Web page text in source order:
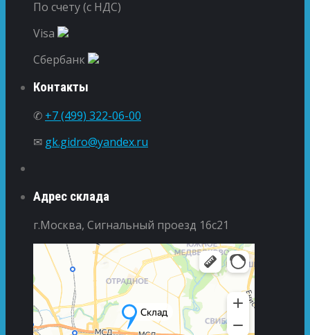
По счету (с НДС)
Visa
Сбербанк
Контакты
✆ +7 (499) 322-06-00
✉ gk.gidro@yandex.ru
Адрес склада
г.Москва, Сигнальный проезд 16с21